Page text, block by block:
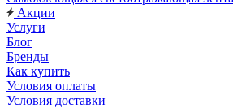
Акции
Услуги
Блог
Бренды
Как купить
Условия оплаты
Условия доставки